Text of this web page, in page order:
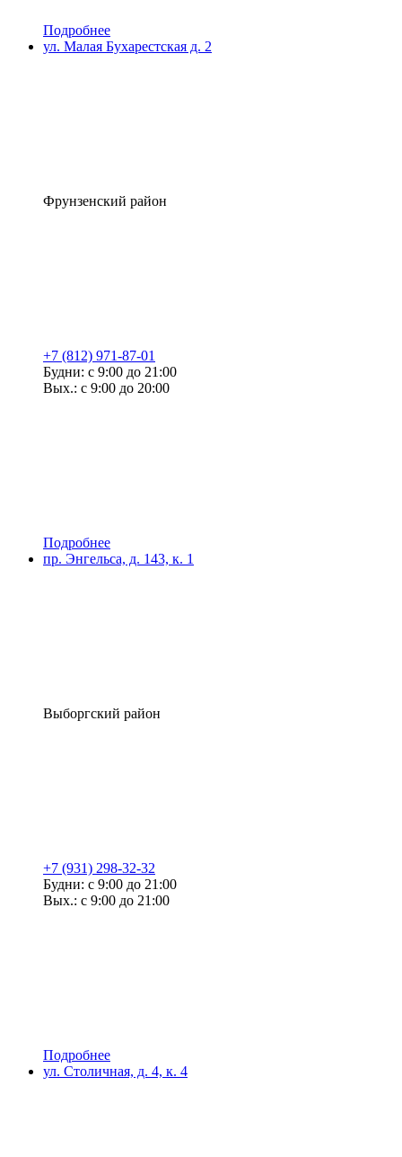
Подробнее
ул. Малая Бухарестская д. 2
Фрунзенский район
+7 (812) 971-87-01
Будни: с 9:00 до 21:00
Вых.: с 9:00 до 20:00
Подробнее
пр. Энгельса, д. 143, к. 1
Выборгский район
+7 (931) 298-32-32
Будни: с 9:00 до 21:00
Вых.: с 9:00 до 21:00
Подробнее
ул. Столичная, д. 4, к. 4